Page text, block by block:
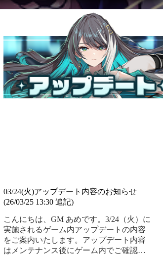
【フェス限定ピックアップ復刻およびバ
ランス調整のご案内】 今回のアップデー
トでは、一部のフェス限定仲間3種に対す
るバランス調整が行われます。…
ー
お
知
ら
せ
(26/05/06
20:36
追
03/24(火)アップデート内容のお知らせ
(26/03/25 13:30 追記)
こんにちは、GM あめです。3/24（火）に
実施されるゲーム内アップデートの内容
をご案内いたします。アップデート内容
はメンテナンス後にゲーム内でご確認い